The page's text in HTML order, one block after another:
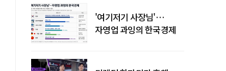
'여기저기 사장님'…
자영업 과잉의 한국경제